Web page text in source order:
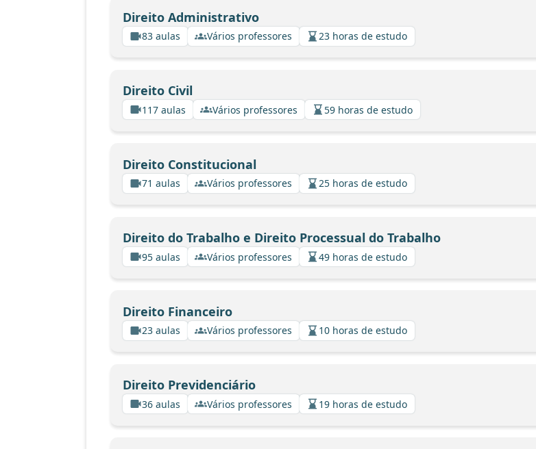
Direito Administrativo
83 aulas Vários professores 23 horas de estudo
Direito Civil
117 aulas Vários professores 59 horas de estudo
Direito Constitucional
71 aulas Vários professores 25 horas de estudo
Direito do Trabalho e Direito Processual do Trabalho
95 aulas Vários professores 49 horas de estudo
Direito Financeiro
23 aulas Vários professores 10 horas de estudo
Direito Previdenciário
36 aulas Vários professores 19 horas de estudo